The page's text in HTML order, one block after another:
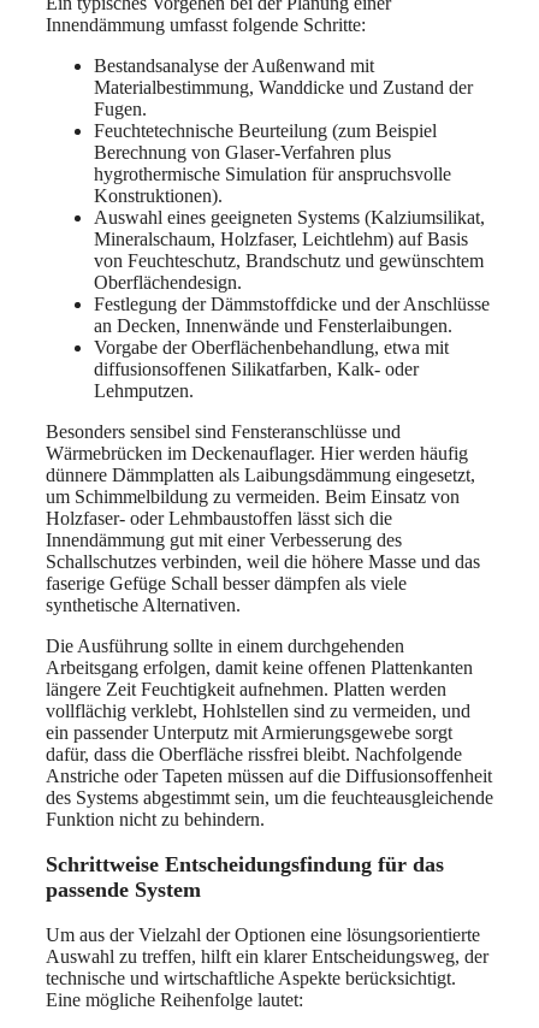
Innendämmung umfasst folgende Schritte:
Bestandsanalyse der Außenwand mit
Materialbestimmung, Wanddicke und Zustand der
Fugen.
Feuchtetechnische Beurteilung (zum Beispiel
Berechnung von Glaser-Verfahren plus
hygrothermische Simulation für anspruchsvolle
Konstruktionen).
Auswahl eines geeigneten Systems (Kalziumsilikat,
Mineralschaum, Holzfaser, Leichtlehm) auf Basis
von Feuchteschutz, Brandschutz und gewünschtem
Oberflächendesign.
Festlegung der Dämmstoffdicke und der Anschlüsse
an Decken, Innenwände und Fensterlaibungen.
Vorgabe der Oberflächenbehandlung, etwa mit
diffusionsoffenen Silikatfarben, Kalk- oder
Lehmputzen.
Besonders sensibel sind Fensteranschlüsse und
Wärmebrücken im Deckenauflager. Hier werden häufig
dünnere Dämmplatten als Laibungsdämmung eingesetzt,
um Schimmelbildung zu vermeiden. Beim Einsatz von
Holzfaser- oder Lehmbaustoffen lässt sich die
Innendämmung gut mit einer Verbesserung des
Schallschutzes verbinden, weil die höhere Masse und das
faserige Gefüge Schall besser dämpfen als viele
synthetische Alternativen.
Die Ausführung sollte in einem durchgehenden
Arbeitsgang erfolgen, damit keine offenen Plattenkanten
längere Zeit Feuchtigkeit aufnehmen. Platten werden
vollflächig verklebt, Hohlstellen sind zu vermeiden, und
ein passender Unterputz mit Armierungsgewebe sorgt
dafür, dass die Oberfläche rissfrei bleibt. Nachfolgende
Anstriche oder Tapeten müssen auf die Diffusionsoffenheit
des Systems abgestimmt sein, um die feuchteausgleichende
Funktion nicht zu behindern.
Schrittweise Entscheidungsfindung für das
passende System
Um aus der Vielzahl der Optionen eine lösungsorientierte
Auswahl zu treffen, hilft ein klarer Entscheidungsweg, der
technische und wirtschaftliche Aspekte berücksichtigt.
Eine mögliche Reihenfolge lautet: